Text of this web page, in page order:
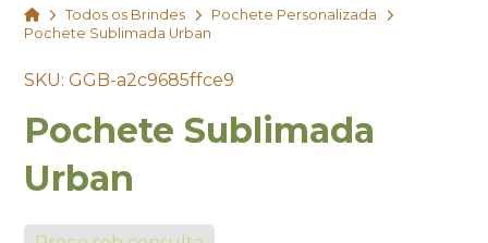
HomeTodos os Brindes
Pochete Personalizada
Pochete Sublimada Urban
SKU: GGB-a2c9685ffce9
Pochete Sublimada
Urban